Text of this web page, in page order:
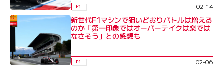
F1 02-14
新世代F1マシンで狙いどおりバトルは増える
のか「第一印象ではオーバーテイクは楽では
なさそう」との感想も
F1 02-06